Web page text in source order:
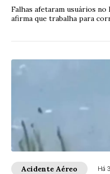
Falhas afetaram usuários
afirma que trabalha para
Acidente Aéreo Há